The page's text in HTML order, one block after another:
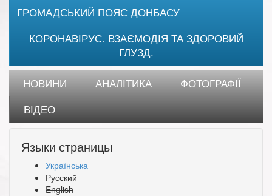
ГРОМАДСЬКИЙ ПОЯС ДОНБАСУ
КОРОНАВІРУС. ВЗАЄМОДІЯ ТА ЗДОРОВИЙ
ГЛУЗД.
НОВИНИ АНАЛІТИКА
ФОТОГРАФІЇ
ВІДЕО
Языки страницы
Українська
Русский
English